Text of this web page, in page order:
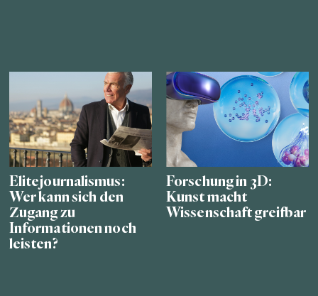
Elitejournalismus:
Wer kann sich den
Zugang zu
Informationen noch
leisten?
Forschung in 3D:
Kunst macht
Wissenschaft greifbar